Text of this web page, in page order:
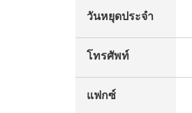
วันหยุดประจำ
โทรศัพท์
แฟกซ์